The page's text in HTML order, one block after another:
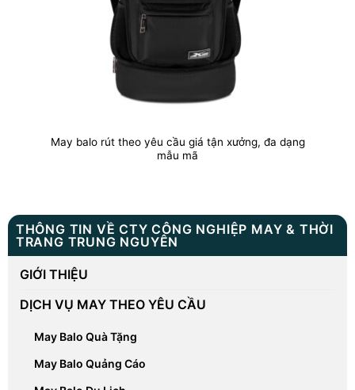
THÔNG TIN VỀ CTY CÔNG NGHIỆP MAY & THỜI
TRANG TRUNG NGUYÊN
GIỚI THIỆU
DỊCH VỤ MAY THEO YÊU CẦU
May Balo Quà Tặng
May Balo Quảng Cáo
May balo rút theo yêu cầu giá tận xưởng, đa dạng
mẫu mã